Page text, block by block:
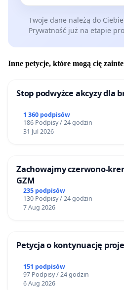
Twoje dane należą do Ciebie
Prywatność już na etapie
Inne petycje, które mogą cię
Stop podwyżce akcyzy dla
1 360 podpisów
186 Podpisy / 24 godzin
31 Jul 2026
Zachowajmy czerwono-
GZM
235 podpisów
130 Podpisy / 24 godzin
7 Aug 2026
Petycja o kontynuację
151 podpisów
97 Podpisy / 24 godzin
6 Aug 2026